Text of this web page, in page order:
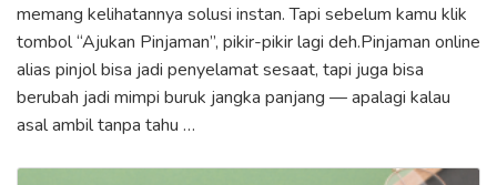
memang kelihatannya solusi instan. Tapi sebelum kamu klik
tombol “Ajukan Pinjaman”, pikir-pikir lagi deh.Pinjaman online
alias pinjol bisa jadi penyelamat sesaat, tapi juga bisa
berubah jadi mimpi buruk jangka panjang — apalagi kalau
asal ambil tanpa tahu …